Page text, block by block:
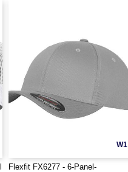
W1
Flexfit FX6277 - 6-Panel-